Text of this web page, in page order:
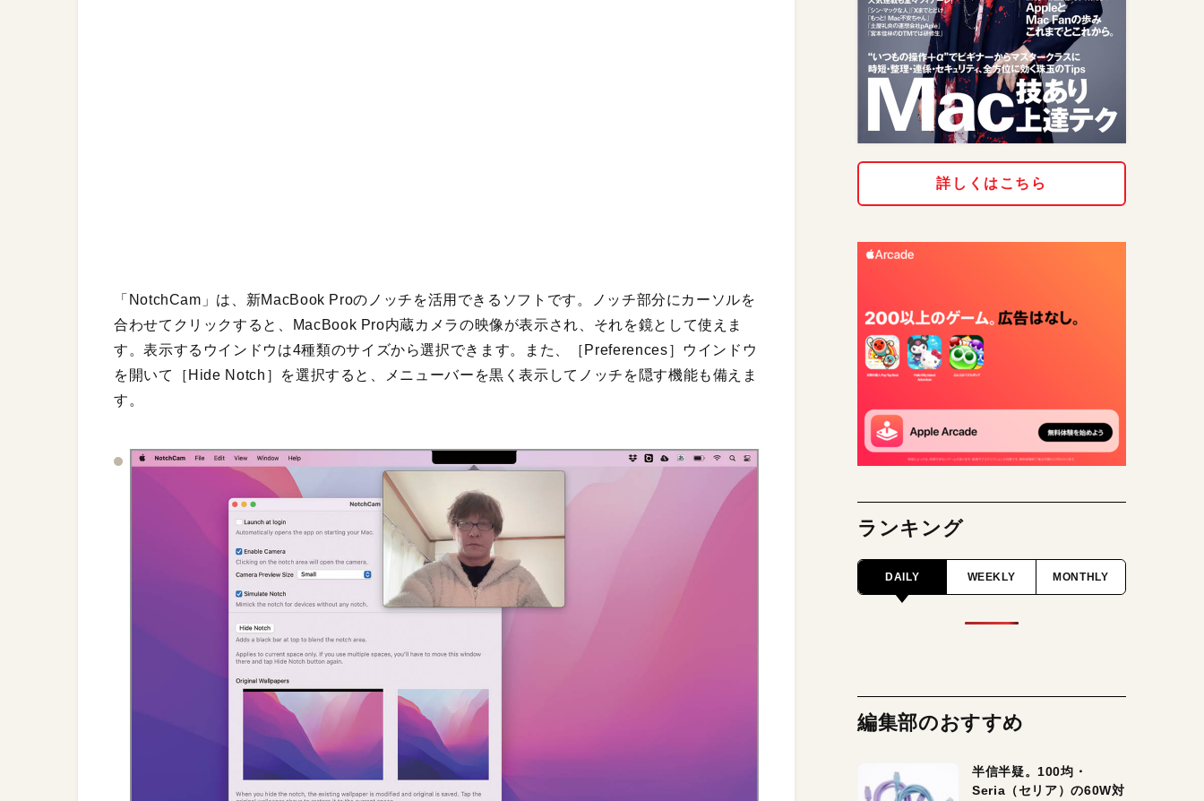
「NotchCam」は、新MacBook Proのノッチを活用できるソフトです。ノッチ部分にカーソルを
合わせてクリックすると、MacBook Pro内蔵カメラの映像が表示され、それを鏡として使えま
す。表示するウインドウは4種類のサイズから選択できます。また、［Preferences］ウインドウ
を開いて［Hide Notch］を選択すると、メニューバーを黒く表示してノッチを隠す機能も備えま
す。
詳しくはこちら
ランキング
DAILY WEEKLY MONTHLY
編集部のおすすめ
半信半疑。100均・
Seria（セリア）の60W対